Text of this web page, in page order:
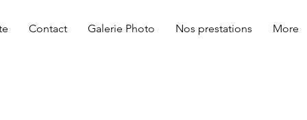
Contact Galerie Photo Nos prestations More